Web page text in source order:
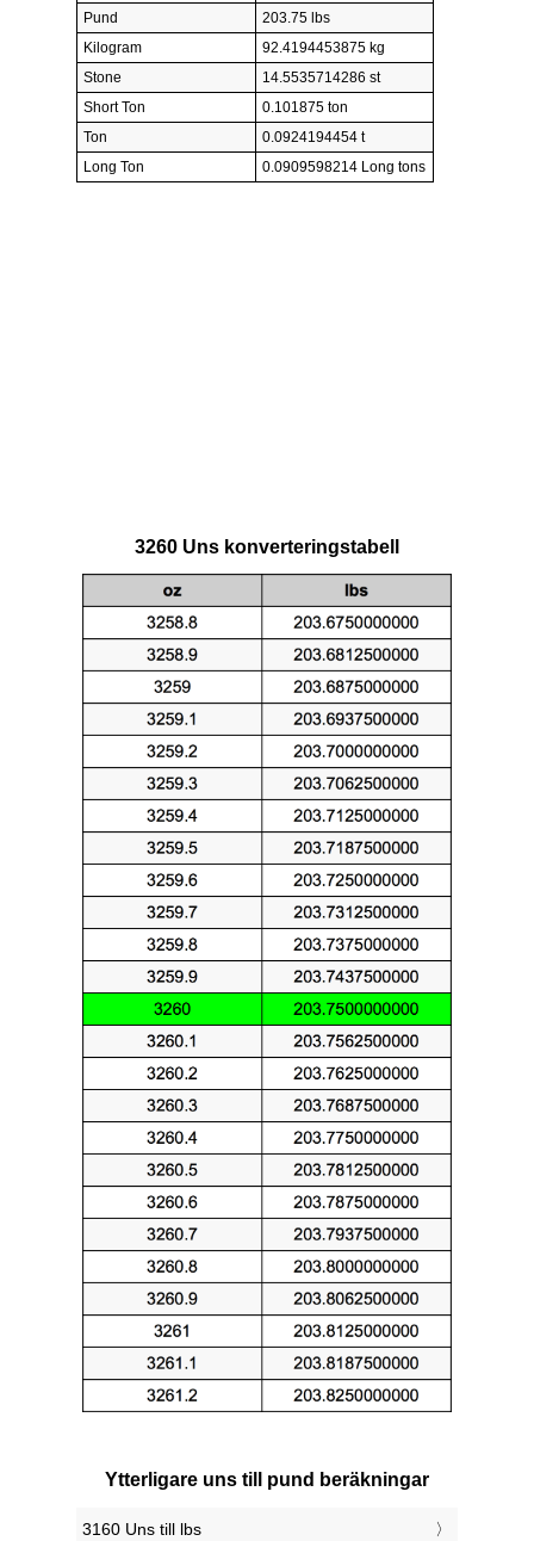
Pund
203.75 lbs
Kilogram
92.4194453875 kg
Stone
14.5535714286 st
Short Ton
0.101875 ton
Ton
0.0924194454 t
Long Ton
0.0909598214 Long tons
3260 Uns konverteringstabell
Ytterligare uns till pund beräkningar
3160 Uns till lbs